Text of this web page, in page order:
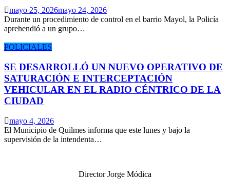
mayo 25, 2026mayo 24, 2026
Durante un procedimiento de control en el barrio Mayol, la Policía
aprehendió a un grupo…
POLICIALES
SE DESARROLLÓ UN NUEVO OPERATIVO DE
SATURACIÓN E INTERCEPTACIÓN
VEHICULAR EN EL RADIO CÉNTRICO DE LA
CIUDAD
mayo 4, 2026
El Municipio de Quilmes informa que este lunes y bajo la
supervisión de la intendenta…
Director Jorge Módica